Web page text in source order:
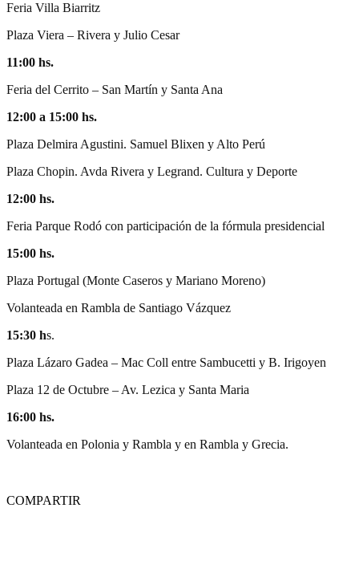
Feria Villa Biarritz
Plaza Viera – Rivera y Julio Cesar
11:00 hs.
Feria del Cerrito – San Martín y Santa Ana
12:00 a 15:00 hs.
Plaza Delmira Agustini. Samuel Blixen y Alto Perú
Plaza Chopin. Avda Rivera y Legrand. Cultura y Deporte
12:00 hs.
Feria Parque Rodó con participación de la fórmula presidencial
15:00 hs.
Plaza Portugal (Monte Caseros y Mariano Moreno)
Volanteada en Rambla de Santiago Vázquez
15:30 hs.
Plaza Lázaro Gadea – Mac Coll entre Sambucetti y B. Irigoyen
Plaza 12 de Octubre – Av. Lezica y Santa Maria
16:00 hs.
Volanteada en Polonia y Rambla y en Rambla y Grecia.
COMPARTIR